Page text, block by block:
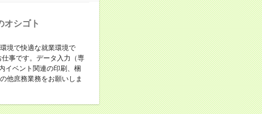
オシゴト
境で快適な就業環境で
事です。データ入力（専
イベント関連の印刷、梱
他庶務業務をお願いしま